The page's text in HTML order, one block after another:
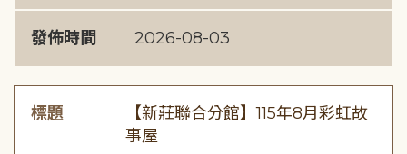
發佈時間 2026-08-03
標題
【新莊聯合分館】115年8月彩虹故
事屋